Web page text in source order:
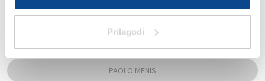
Prilagodi
ITALIJANSKA VLADA
PAOLO MENIS